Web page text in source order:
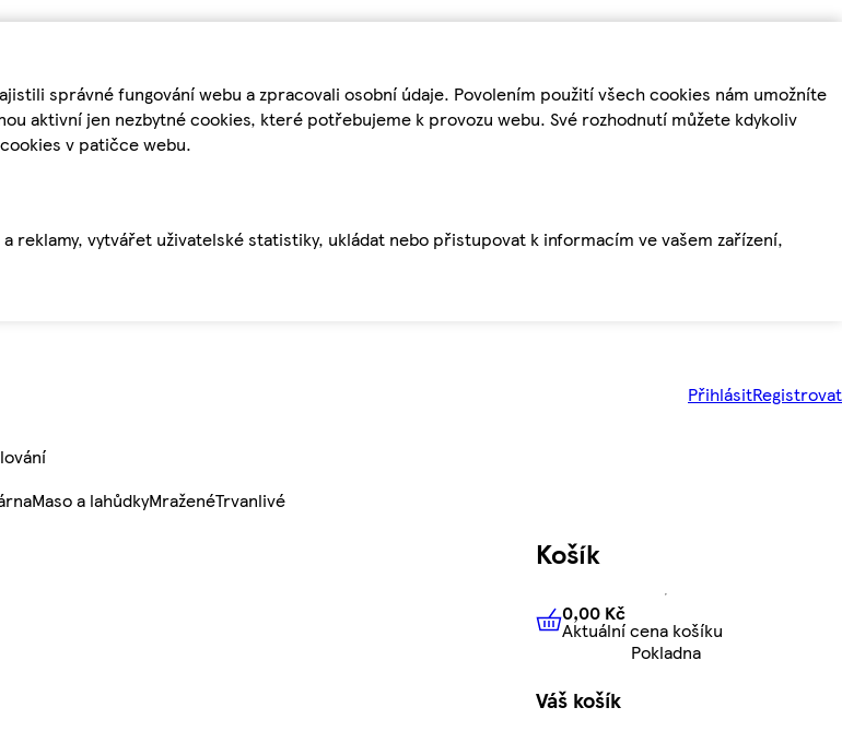
správné fungování webu a zpracovali osobní údaje. Povolením použití všech cookies nám umožníte
aktivní jen nezbytné cookies, které potřebujeme k provozu webu. Své rozhodnutí můžete kdykoliv
v patičce webu.
vytvářet uživatelské statistiky, ukládat nebo přistupovat k informacím ve vašem zařízení,
PřihlásitRegistrovat
Maso a lahůdkyMraženéTrvanlivé
Košík
0,00 KčAktuální cena košíku
0,00 Kč
Aktuální cena košíku
Pokladna
Váš košík